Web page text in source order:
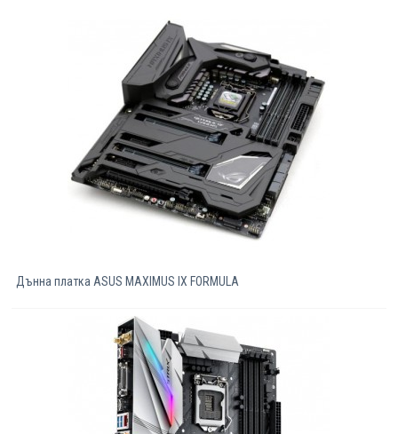
Дънна платка ASUS MAXIMUS IX FORMULA